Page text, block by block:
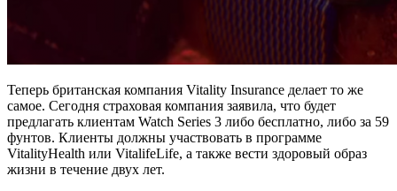
Теперь британская компания Vitality Insurance делает то же
самое. Сегодня страховая компания заявила, что будет
предлагать клиентам Watch Series 3 либо бесплатно, либо за 59
фунтов. Клиенты должны участвовать в программе
VitalityHealth или VitalifeLife, а также вести здоровый образ
жизни в течение двух лет.